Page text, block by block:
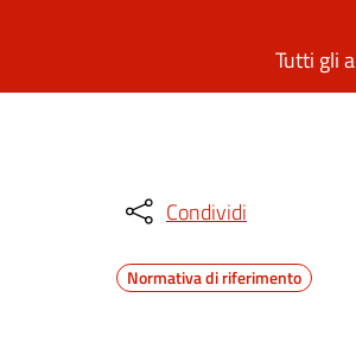
Tutti gli
Condividi
Normativa di riferimento